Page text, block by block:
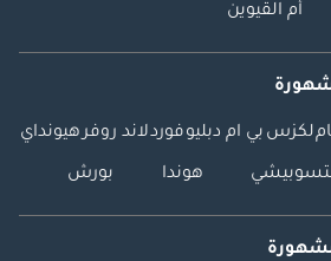
أم القيوين
لكزس بي ام دبليوفوردلاند روفرهيونداي
هوندا بورش